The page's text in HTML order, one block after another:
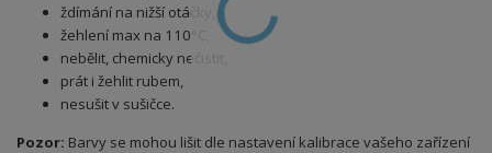
ždímání na nižší otáčky,
žehlení max na 110°C,
nebělit, chemicky nečistit,
prát i žehlit rubem,
nesušit v sušičce.
Pozor: Barvy se mohou lišit dle nastavení kalibrace vašeho zařízení